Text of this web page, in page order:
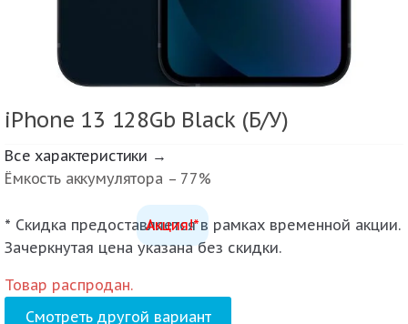
iPhone 13 128Gb Black (Б/У)
Все характеристики →
Ёмкость аккумулятора – 77%
Акция!*
* Скидка предоставляется в рамках временной акции.
Зачеркнутая цена указана без скидки.
Товар распродан.
Смотреть другой вариант